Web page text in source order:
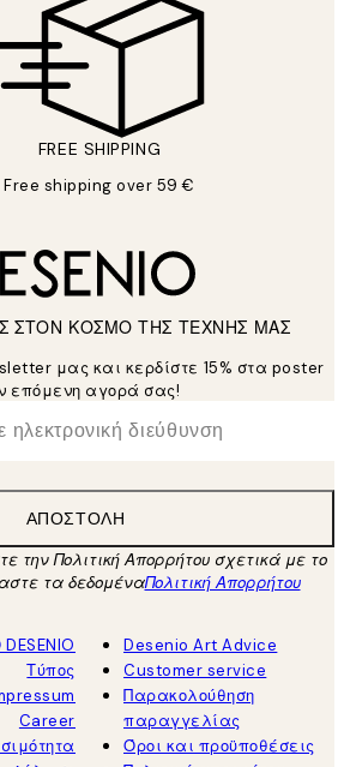
FREE SHIPPING
Free shipping over 59 €
ΣΤΟΝ ΚΟΣΜΟ ΤΗΣ ΤΕΧΝΗΣ ΜΑΣ
μας και κερδίστε 15% στα poster
επόμενη αγορά σας!
ΑΠΟΣΤΟΛΉ
την Πολιτική Απορρήτου σχετικά με το
τα δεδομέναΠολιτική Απορρήτου
Τύπος
Career
Desenio Art Advice
Customer service
Παρακολούθηση
παραγγελίας
Όροι και προϋποθέσεις